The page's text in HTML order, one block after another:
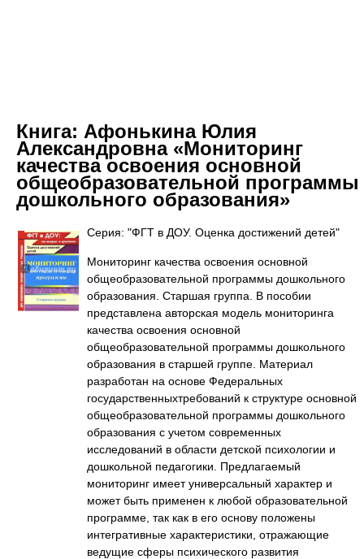
Книга: Афонькина Юлия
Александровна «Мониторинг
качества освоения основной
общеобразовательной программы
дошкольного образования»
Серия: "ФГТ в ДОУ. Оценка достижений детей"
Мониторинг качества освоения основной
общеобразовательной программы дошкольного
образования. Старшая группа. В пособии
представлена авторская модель мониторинга
качества освоения основной
общеобразовательной программы дошкольного
образования в старшей группе. Материал
разработан на основе Федеральных
государственныхтребований к структуре основной
общеобразовательной программы дошкольного
образования с учетом современных
исследований в области детской психологии и
дошкольной педагогики. Предлагаемый
мониторинг имеет универсальный характер и
может быть применен к любой образовательной
программе, так как в его основу положены
интегративные характеристики, отражающие
ведущие сферы психического развития